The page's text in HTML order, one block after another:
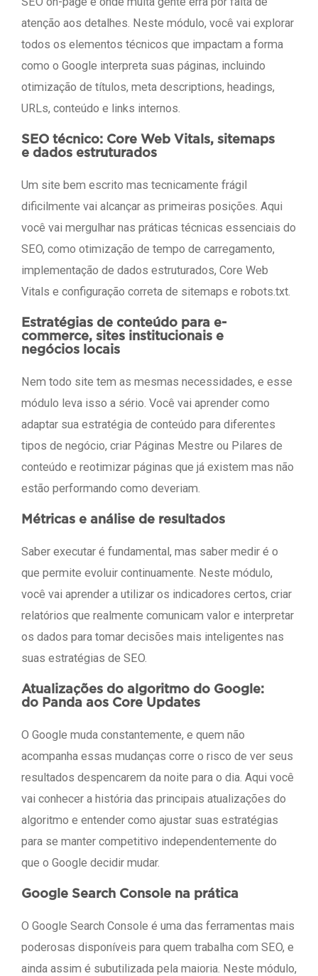
atenção aos detalhes. Neste módulo, você vai explorar
todos os elementos técnicos que impactam a forma
como o Google interpreta suas páginas, incluindo
otimização de títulos, meta descriptions, headings,
URLs, conteúdo e links internos.
SEO técnico: Core Web Vitals, sitemaps
e dados estruturados
Um site bem escrito mas tecnicamente frágil
dificilmente vai alcançar as primeiras posições. Aqui
você vai mergulhar nas práticas técnicas essenciais do
SEO, como otimização de tempo de carregamento,
implementação de dados estruturados, Core Web
Vitals e configuração correta de sitemaps e robots.txt.
Estratégias de conteúdo para e-
commerce, sites institucionais e
negócios locais
Nem todo site tem as mesmas necessidades, e esse
módulo leva isso a sério. Você vai aprender como
adaptar sua estratégia de conteúdo para diferentes
tipos de negócio, criar Páginas Mestre ou Pilares de
conteúdo e reotimizar páginas que já existem mas não
estão performando como deveriam.
Métricas e análise de resultados
Saber executar é fundamental, mas saber medir é o
que permite evoluir continuamente. Neste módulo,
você vai aprender a utilizar os indicadores certos, criar
relatórios que realmente comunicam valor e interpretar
os dados para tomar decisões mais inteligentes nas
suas estratégias de SEO.
Atualizações do algoritmo do Google:
do Panda aos Core Updates
O Google muda constantemente, e quem não
acompanha essas mudanças corre o risco de ver seus
resultados despencarem da noite para o dia. Aqui você
vai conhecer a história das principais atualizações do
algoritmo e entender como ajustar suas estratégias
para se manter competitivo independentemente do
que o Google decidir mudar.
Google Search Console na prática
O Google Search Console é uma das ferramentas mais
poderosas disponíveis para quem trabalha com SEO, e
ainda assim é subutilizada pela maioria. Neste módulo,